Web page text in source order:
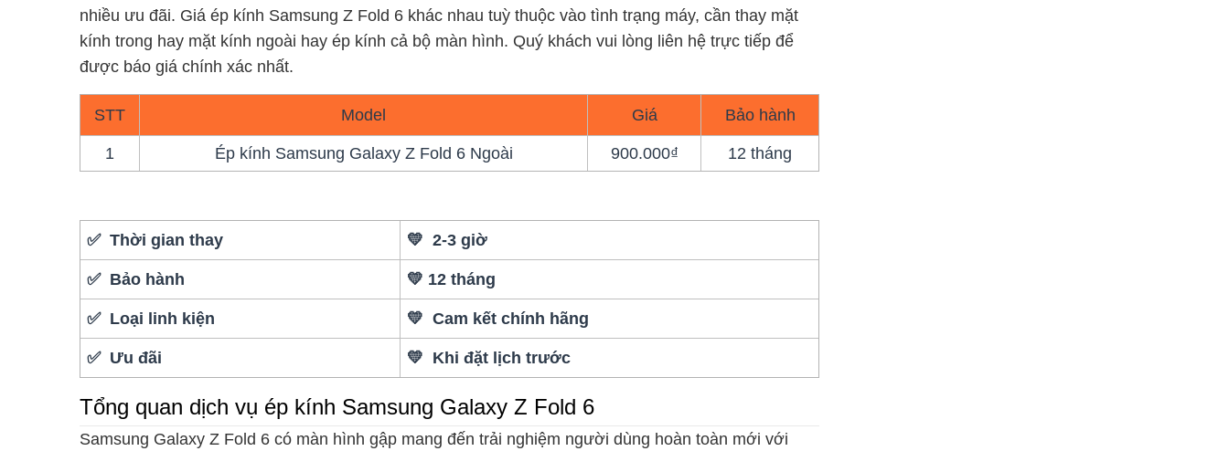
nhiều ưu đãi. Giá ép kính Samsung Z Fold 6 khác nhau tuỳ thuộc vào tình trạng máy, cần thay mặt
kính trong hay mặt kính ngoài hay ép kính cả bộ màn hình. Quý khách vui lòng liên hệ trực tiếp để
được báo giá chính xác nhất.
STT Model Giá Bảo hành
1 Ép kính Samsung Galaxy Z Fold 6 Ngoài 900.000₫ 12 tháng
✅ Thời gian thay 💛 2-3 giờ
✅ Bảo hành 💛 12 tháng
✅ Loại linh kiện 💛 Cam kết chính hãng
✅ Ưu đãi 💛 Khi đặt lịch trước
Tổng quan dịch vụ ép kính Samsung Galaxy Z Fold 6
Samsung Galaxy Z Fold 6 có màn hình gập mang đến trải nghiệm người dùng hoàn toàn mới với